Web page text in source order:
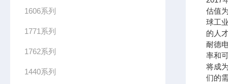
1606系列
1771系列
1762系列
1440系列
估值
球工
的人
耐德
率和
将成
们的